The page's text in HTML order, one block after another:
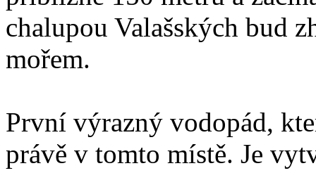
chalupou Valašských bud
mořem.
První výrazný vodopád,
právě v tomto místě. Je